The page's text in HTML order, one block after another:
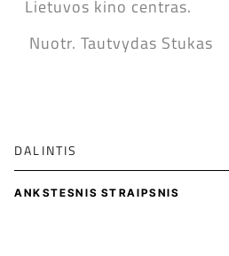
Lietuvos kino centras.
Nuotr. Tautvydas Stukas
DALINTIS
ANKSTESNIS STRAIPSNIS